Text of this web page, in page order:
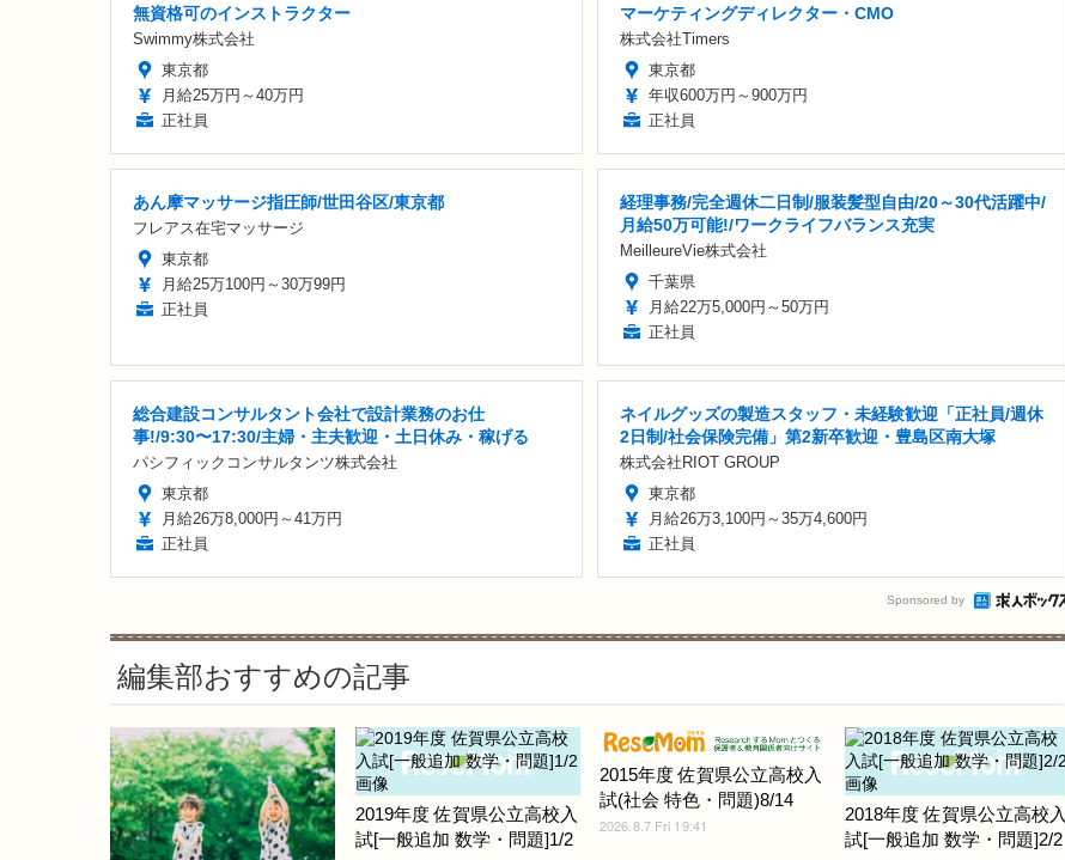
無資格可のインストラクター
Swimmy株式会社
東京都
月給25万円～40万円
正社員
マーケティングディレクター・CMO
株式会社Timers
東京都
年収600万円～900万円
正社員
あん摩マッサージ指圧師/世田谷区/東京都
フレアス在宅マッサージ
東京都
月給25万100円～30万99円
正社員
経理事務/完全週休二日制/服装髪型自由/20～30代活躍中/
月給50万可能!/ワークライフバランス充実
MeilleureVie株式会社
千葉県
月給22万5,000円～50万円
正社員
総合建設コンサルタント会社で設計業務のお仕
事!/9:30〜17:30/主婦・主夫歓迎・土日休み・稼げる
パシフィックコンサルタンツ株式会社
東京都
月給26万8,000円～41万円
正社員
ネイルグッズの製造スタッフ・未経験歓迎「正社員/週休
2日制/社会保険完備」第2新卒歓迎・豊島区南大塚
株式会社RIOT GROUP
東京都
月給26万3,100円～35万4,600円
正社員
Sponsored by
編集部おすすめの記事
2019年度 佐賀県公立高校入
試[一般追加 数学・問題]1/2
2015年度 佐賀県公立高校入
試(社会 特色・問題)8/14
2026.8.7 Fri 19:41
2018年度 佐賀県公立高校入
試[一般追加 数学・問題]2/2